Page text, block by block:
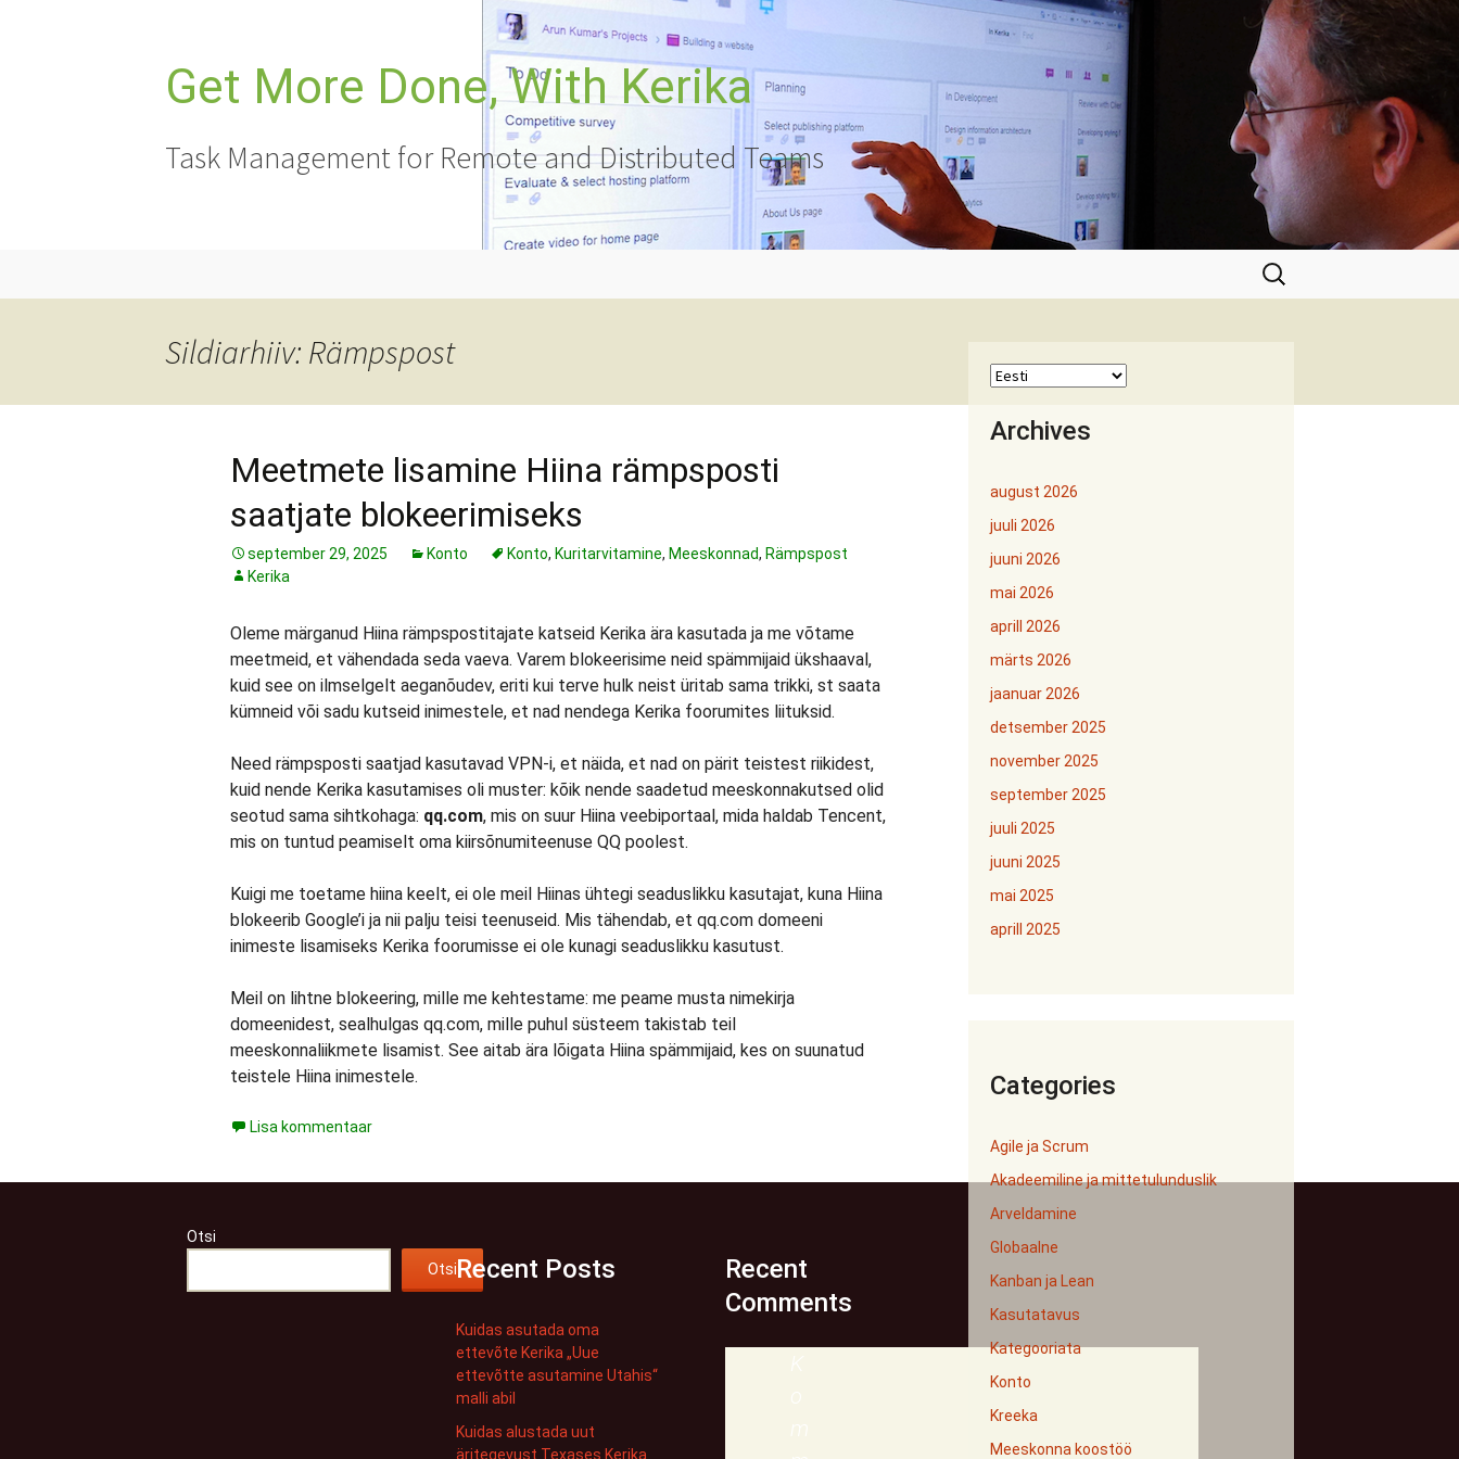
Get More Done, With Kerika
Task Management for Remote and Distributed Teams
Otsi:
Sildiarhiiv: Rämpspost
Meetmete lisamine Hiina rämpsposti
saatjate blokeerimiseks
september 29, 2025 Konto Konto, Kuritarvitamine, Meeskonnad, Rämpspost
Kerika
Oleme märganud Hiina rämpspostitajate katseid Kerika ära kasutada ja me võtame
meetmeid, et vähendada seda vaeva. Varem blokeerisime neid spämmijaid ükshaaval,
kuid see on ilmselgelt aeganõudev, eriti kui terve hulk neist üritab sama trikki, st saata
kümneid või sadu kutseid inimestele, et nad nendega Kerika foorumites liituksid.
Need rämpsposti saatjad kasutavad VPN-i, et näida, et nad on pärit teistest riikidest,
kuid nende Kerika kasutamises oli muster: kõik nende saadetud meeskonnakutsed olid
seotud sama sihtkohaga: qq.com, mis on suur Hiina veebiportaal, mida haldab Tencent,
mis on tuntud peamiselt oma kiirsõnumiteenuse QQ poolest.
Kuigi me toetame hiina keelt, ei ole meil Hiinas ühtegi seaduslikku kasutajat, kuna Hiina
blokeerib Google’i ja nii palju teisi teenuseid. Mis tähendab, et qq.com domeeni
inimeste lisamiseks Kerika foorumisse ei ole kunagi seaduslikku kasutust.
Meil on lihtne blokeering, mille me kehtestame: me peame musta nimekirja
domeenidest, sealhulgas qq.com, mille puhul süsteem takistab teil
meeskonnaliikmete lisamist. See aitab ära lõigata Hiina spämmijaid, kes on suunatud
teistele Hiina inimestele.
Lisa kommentaar
Archives
august 2026
juuli 2026
juuni 2026
mai 2026
aprill 2026
märts 2026
jaanuar 2026
detsember 2025
november 2025
september 2025
juuli 2025
juuni 2025
mai 2025
aprill 2025
Categories
Agile ja Scrum
Akadeemiline ja mittetulunduslik
Arveldamine
Globaalne
Kanban ja Lean
Kasutatavus
Kategooriata
Konto
Kreeka
Meeskonna koostöö
Otsi
OtsiRecent Posts
Kuidas asutada oma
ettevõte Kerika „Uue
ettevõtte asutamine Utahis“
malli abil
Kuidas alustada uut
äritegevust Texases Kerika
Recent
Comments
K
o
m